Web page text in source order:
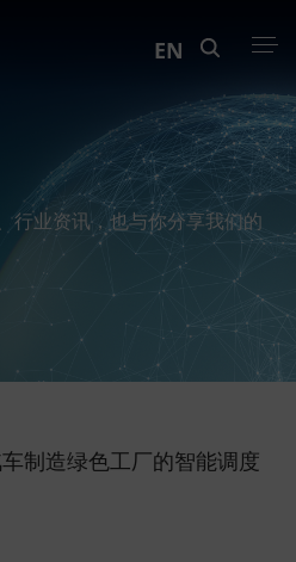
EN
行业资讯，也与你分享我们的
制造绿色工厂的智能调度